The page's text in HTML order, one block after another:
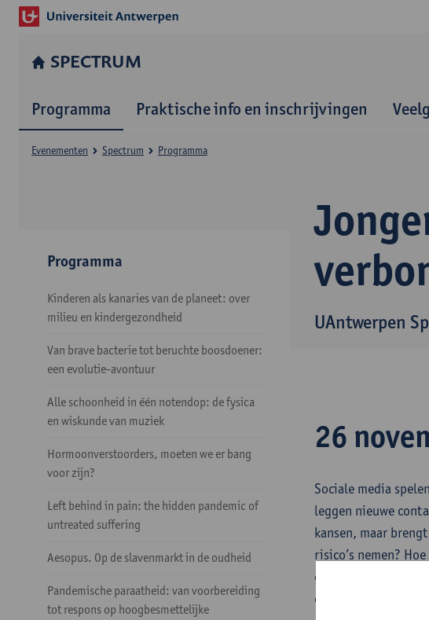
SPECTRUM
Programma Praktische info en inschrijvingen
UAntwerpen
Evenementen Spectrum Programma
Programma
Kinderen als kanaries van de planeet: over
milieu en kindergezondheid
Van brave bacterie tot beruchte boosdoener:
een evolutie-avontuur
Alle schoonheid in één notendop: de fysica
en wiskunde van muziek
Hormoonverstoorders, moeten we er bang
voor zijn?
Left behind in pain: the hidden pandemic of
untreated suffering
Aesopus. Op de slavenmarkt in de oudheid
Pandemische paraatheid: van voorbereiding
tot respons op hoogbesmettelijke
26
Sociale media
leggen nieuwe
kansen, maar
risico’s nemen?
geweld? Zijn ze
ondersteunen?